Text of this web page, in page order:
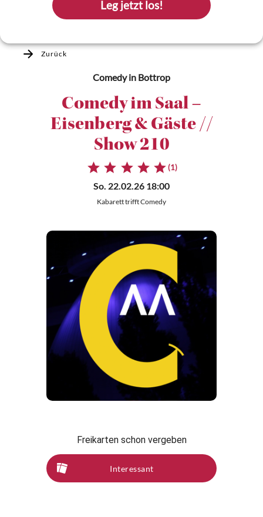
Leg jetzt los!
Zurück
Comedyin Bottrop
Comedy im Saal –
Eisenberg & Gäste //
Show 210
(1)
So. 22.02.26 18:00
Kabarett trifft Comedy
Freikarten schon vergeben
Interessant